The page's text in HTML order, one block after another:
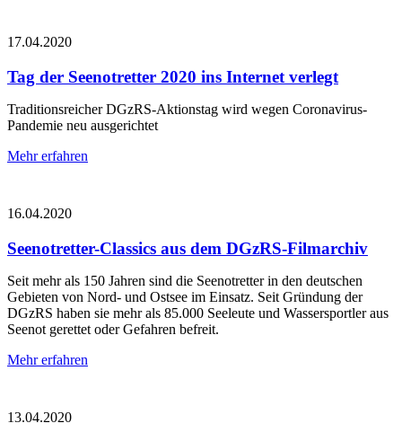
17.04.2020
Tag der Seenotretter 2020 ins Internet verlegt
Traditionsreicher DGzRS-Aktionstag wird wegen Coronavirus-
Pandemie neu ausgerichtet
Mehr erfahren
16.04.2020
Seenotretter-Classics aus dem DGzRS-Filmarchiv
Seit mehr als 150 Jahren sind die Seenotretter in den deutschen
Gebieten von Nord- und Ostsee im Einsatz. Seit Gründung der
DGzRS haben sie mehr als 85.000 Seeleute und Wassersportler aus
Seenot gerettet oder Gefahren befreit.
Mehr erfahren
13.04.2020